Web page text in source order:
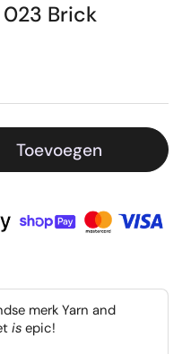
Brick
Toevoegen
merk Yarn and
is epic!